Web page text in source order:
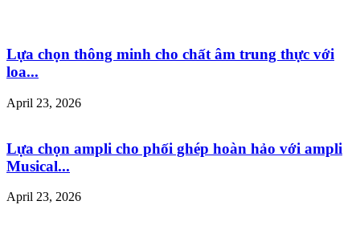
Lựa chọn thông minh cho chất âm trung thực với
loa...
April 23, 2026
Lựa chọn ampli cho phối ghép hoàn hảo với ampli
Musical...
April 23, 2026